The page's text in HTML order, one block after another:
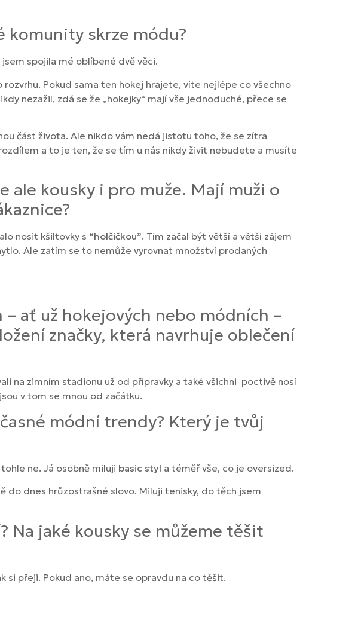
skrze módu?
spojila mé oblíbené dvě věci.
Pokud sama ten hokej hrajete, víte nejlépe co všechno
nezažil, zdá se že „hokejky“ mají vše jednoduché, přece se
část života. Ale nikdo vám nedá jistotu toho, že se zítra
a to je ten, že se tím u nás nikdy živit nebudete a musíte
ale kousky i pro muže. Mají muži o
nosit kšiltovky s “holčičkou”. Tím začal být větší a větší zájem
Ale zatím se to nemůže vyrovnat množství prodaných
ať už hokejových nebo módních –
značky, která navrhuje oblečení
na zimním stadionu už od přípravky a také všichni poctivě nosí
v tom se mnou od začátku.
módní trendy? Který je tvůj
ne. Já osobně miluji basic styl a téměř vše, co je oversized.
do dnes hrůzostrašné slovo. Miluji tenisky, do těch jsem
jaké kousky se můžeme těšit
si přeji. Pokud ano, máte se opravdu na co těšit.